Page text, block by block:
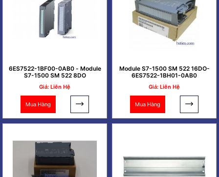
6ES7522-1BF00-0AB0 - Module
S7-1500 SM 522 8DO
Giá: Liên Hệ
Mua Hàng
Module S7-1500 SM 522 16DO-
6ES7522-1BH01-0AB0
Giá: Liên Hệ
Mua Hàng